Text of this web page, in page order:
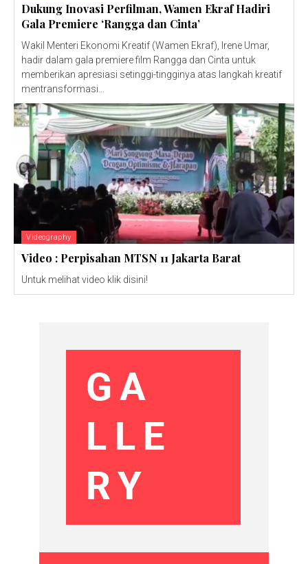
Dukung Inovasi Perfilman, Wamen Ekraf Hadiri
Gala Premiere ‘Rangga dan Cinta’
Wakil Menteri Ekonomi Kreatif (Wamen Ekraf), Irene Umar,
hadir dalam gala premiere film Rangga dan Cinta untuk
memberikan apresiasi setinggi-tingginya atas langkah kreatif
mentransformasi...
Videography
Video : Perpisahan MTSN 11 Jakarta Barat
Untuk melihat video klik disini!